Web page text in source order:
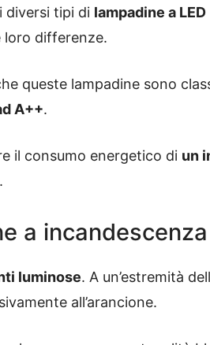
diversi tipi di lampadine a LED
loro differenze.
queste lampadine sono
A++.
il consumo energetico di un
a incandescenza
luminose. A un’estremità
all’arancione.